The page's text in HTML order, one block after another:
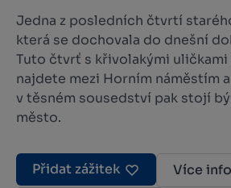
Jedna z posledních čtvrtí
která se dochovala do dnešní
Tuto čtvrť s křivolakými uličkami
najdete mezi Horním náměstím
v těsném sousedství pak stojí
město.
Přidat zážitek
Více